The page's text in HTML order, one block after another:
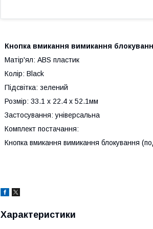
Кнопка вмикання вимикання
Матір'ял: ABS пластик
Колір: Black
Підсвітка: зелений
Розмір: 33.1 x 22.4 x 52.1мм
Застосування: універсальна
Комплект постачання:
Кнопка вмикання вимикання блокування
Характеристики